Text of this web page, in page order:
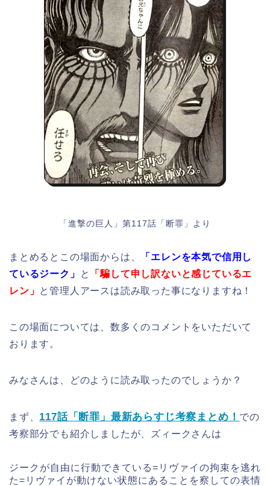
「進撃の巨人」第117話「断罪」より
まとめるとこの場面からは、
「エレンを本気で信用し
ているジーク」
と
「騙して申し訳ないと感じているエ
レン」 と管理人アースは読み取った事になりますね！
この場面については、数多くのコメントをいただいて
おります。
みなさんは、どのように読み取ったのでしょうか？
まず、 117話「断罪」最新あらすじ考察まとめ！ での
考察部分でも紹介しましたが、ズィークさんは
ジークが自由に行動できている=リヴァイの拘束を逃れ
た=リヴァイが動けない状態にあることを察しての表情